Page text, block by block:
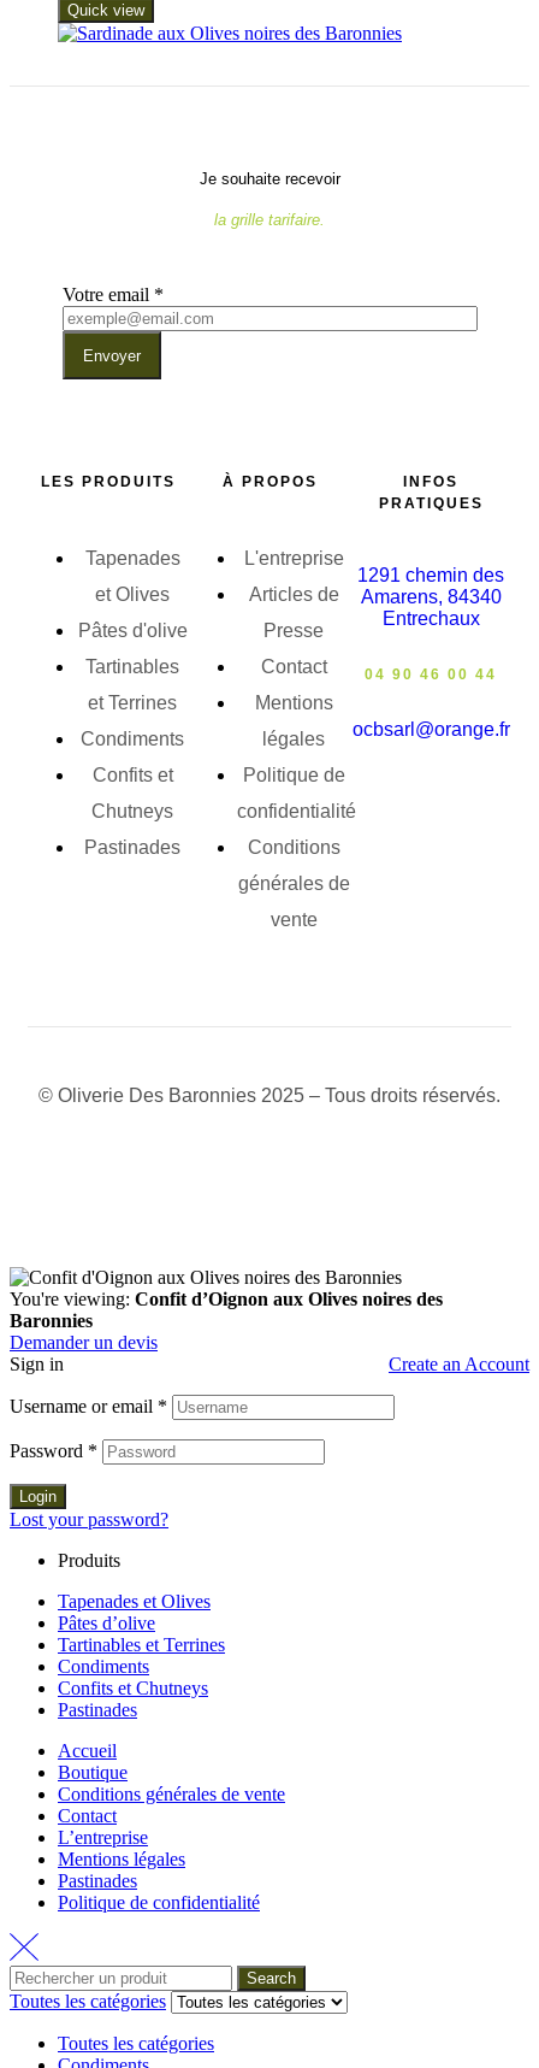
Quick view
Je souhaite recevoir
la grille tarifaire.
Votre email *
Envoyer
LES PRODUITS
Tapenades
et Olives
Pâtes d'olive
Tartinables
et Terrines
Condiments
Confits et
Chutneys
Pastinades
À PROPOS
L'entreprise
Articles de
Presse
Contact
Mentions
légales
Politique de
confidentialité
Conditions
générales de
vente
INFOS
PRATIQUES
1291 chemin des
Amarens, 84340
Entrechaux
04 90 46 00 44
ocbsarl@orange.fr
© Oliverie Des Baronnies 2025 – Tous droits réservés.
You're viewing: Confit d’Oignon aux Olives noires des
Baronnies
Demander un devis
Sign in
Create an Account
Username or email *
Password *
Login
Lost your password?
Produits
Tapenades et Olives
Pâtes d’olive
Tartinables et Terrines
Condiments
Confits et Chutneys
Pastinades
Accueil
Boutique
Conditions générales de vente
Contact
L’entreprise
Mentions légales
Pastinades
Politique de confidentialité
Search
Toutes les catégories
Toutes les catégories